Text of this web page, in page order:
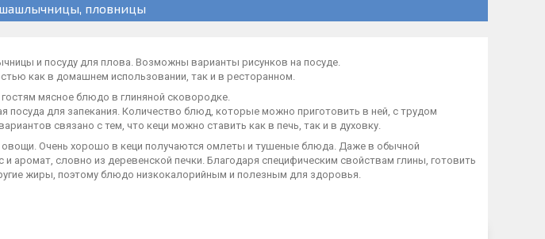
пловницы
и посуду для плова. Возможны варианты рисунков на посуде.
как в домашнем использовании, так и в ресторанном.
мясное блюдо в глиняной сковородке.
посуда для запекания. Количество блюд, которые можно приготовить в ней, с трудом
связано с тем, что кеци можно ставить как в печь, так и в духовку.
Очень хорошо в кеци получаются омлеты и тушеные блюда. Даже в обычной
и аромат, словно из деревенской печки. Благодаря специфическим свойствам глины, готовить
жиры, поэтому блюдо низкокалорийным и полезным для здоровья.